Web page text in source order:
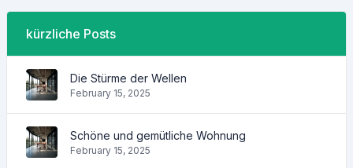
kürzliche Posts
Die Stürme der Wellen
February 15, 2025
Schöne und gemütliche Wohnung
February 15, 2025